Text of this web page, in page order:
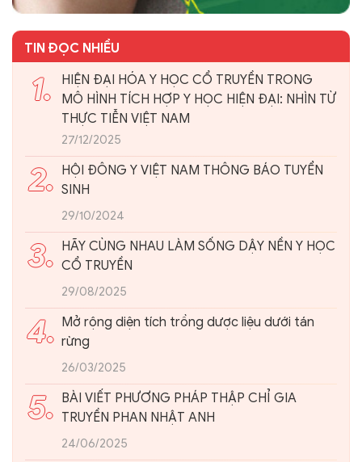
TIN ĐỌC NHIỀU
1.
HIỆN ĐẠI HÓA Y HỌC CỔ TRUYỀN TRONG
MÔ HÌNH TÍCH HỢP Y HỌC HIỆN ĐẠI: NHÌN TỪ
THỰC TIỄN VIỆT NAM
27/12/2025
2. HỘI ĐÔNG Y VIỆT NAM THÔNG BÁO TUYỂN
SINH
29/10/2024
3. HÃY CÙNG NHAU LÀM SỐNG DẬY NỀN Y HỌC
CỔ TRUYỀN
29/08/2025
4. Mở rộng diện tích trồng dược liệu dưới tán
rừng
26/03/2025
5. BÀI VIẾT PHƯƠNG PHÁP THẬP CHỈ GIA
TRUYỀN PHAN NHẬT ANH
24/06/2025